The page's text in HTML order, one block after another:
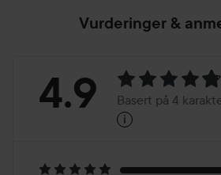
Vurderinger &
Basert
4.9 Basert på 4
i